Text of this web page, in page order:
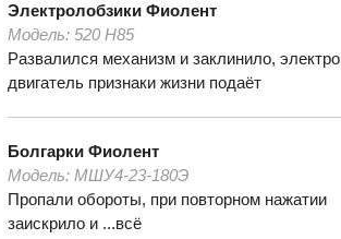
Электролобзики Фиолент
Модель: 520 Н85
Развалился механизм и заклинило, электро
двигатель признаки жизни подаёт
Болгарки Фиолент
Модель: МШУ4-23-180Э
Пропали обороты, при повторном нажатии
заискрило и ...всё